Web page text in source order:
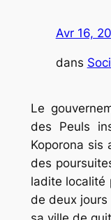
Avr 16,
dans
Le
des Peuls
Koporona
des
ladite localité
de deux